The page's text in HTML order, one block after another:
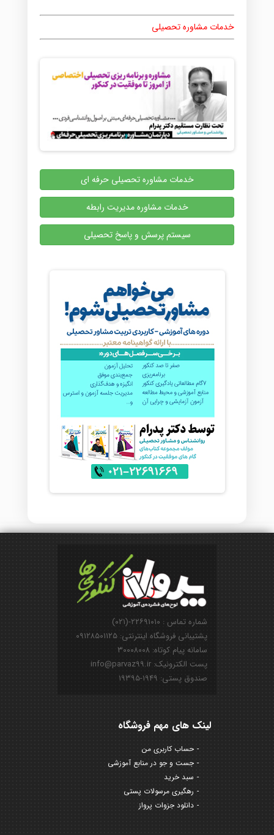
خدمات مشاوره تحصیلی
خدمات مشاوره تحصیلی حرفه ای
خدمات مشاوره مدیریت رابطه
سیستم پرسش و پاسخ تحصیلی
شماره تماس : ۲۲۶۹۱۰۱۰-(۰۲۱)
پشتیبانی فروشگاه اینترنتی: ۰۹۱۲۸۵۰۱۱۲۵
سامانه پیام کوتاه: ۳۰۰۰۸۰۰۸
پست الکترونیک: info@parvaz99.ir
صندوق پستی: ۱۹۴۹-۱۹۳۹۵
لینک های مهم فروشگاه
حساب کاربری من
جست و جو در منابع آموزشی
سبد خرید
رهگیری مرسولات پستی
دانلود جزوات پرواز